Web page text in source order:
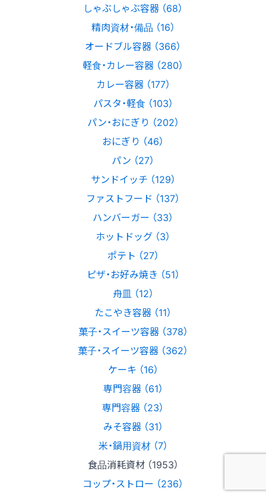
しゃぶしゃぶ容器 （68）
精肉資材・備品 （16）
オードブル容器 （366）
軽食・カレー容器 （280）
カレー容器 （177）
パスタ・軽食 （103）
パン・おにぎり （202）
おにぎり （46）
パン （27）
サンドイッチ （129）
ファストフード （137）
ハンバーガー （33）
ホットドッグ （3）
ポテト （27）
ピザ・お好み焼き （51）
舟皿 （12）
たこやき容器 （11）
菓子・スイーツ容器 （378）
菓子・スイーツ容器 （362）
ケーキ （16）
専門容器 （61）
専門容器 （23）
みそ容器 （31）
米・鍋用資材 （7）
食品消耗資材 （1953）
コップ・ストロー （236）